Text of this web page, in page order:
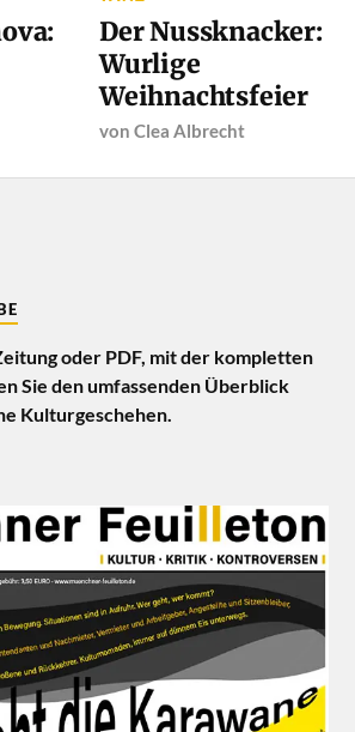
Der Nussknacker:
Wurlige
Weihnachtsfeier
vonClea Albrecht
oder PDF, mit der kompletten
Sie den umfassenden Überblick
Kulturgeschehen.